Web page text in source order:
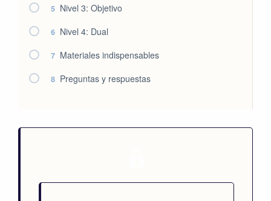
5 Nivel 3: Objetivo
6 Nivel 4: Dual
7 Materiales indispensables
8 Preguntas y respuestas